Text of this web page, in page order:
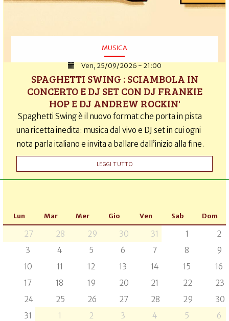
MUSICA
Ven, 25/09/2026 - 21:00
SPAGHETTI SWING : SCIAMBOLA IN
CONCERTO E DJ SET CON DJ FRANKIE
HOP E DJ ANDREW ROCKIN'
Spaghetti Swing è il nuovo format che porta in pista
una ricetta inedita: musica dal vivo e DJ set in cui ogni
nota parla italiano e invita a ballare dall’inizio alla fine.
LEGGI TUTTO
Lun Mar Mer Gio Ven Sab Dom
27 28 29 30 31 1
2
3
4 5 6 7 8
9
10
11 12 13 14 15
16
17
18 19 20 21 22
23
24
25 26 27 28 29
30
31
1 2 3 4 5 6